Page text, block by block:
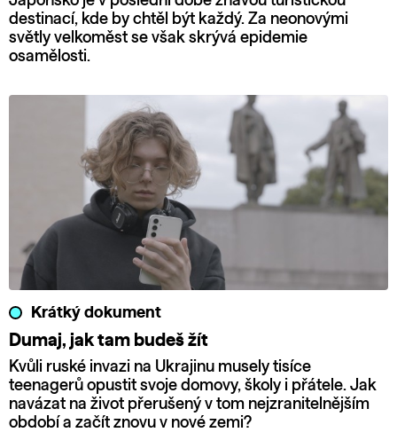
destinací, kde by chtěl být každý. Za neonovými
světly velkoměst se však skrývá epidemie
osamělosti.
Krátký dokument
Dumaj, jak tam budeš žít
Kvůli ruské invazi na Ukrajinu musely tisíce
teenagerů opustit svoje domovy, školy i přátele. Jak
navázat na život přerušený v tom nejzranitelnějším
období a začít znovu v nové zemi?